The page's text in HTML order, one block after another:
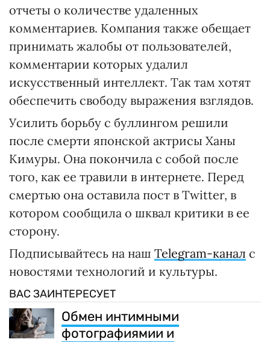
отчеты о количестве удаленных
комментариев. Компания также обещает
принимать жалобы от пользователей,
комментарии которых удалил
искусственный интеллект. Так там хотят
обеспечить свободу выражения взглядов.
Усилить борьбу с буллингом решили
после смерти японской актрисы Ханы
Кимуры. Она покончила с собой после
того, как ее травили в интернете. Перед
смертью она оставила пост в Twitter, в
котором сообщила о шквал критики в ее
сторону.
Подписывайтесь на наш Telegram-канал с
новостями технологий и культуры.
ВАС ЗАИНТЕРЕСУЕТ
Обмен интимными
фотографиямии и